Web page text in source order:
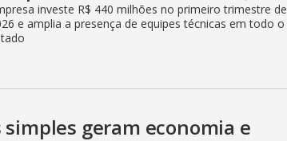
investe R$ 440 milhões no primeiro trimestre de
e amplia a presença de equipes técnicas em todo o
geram economia e